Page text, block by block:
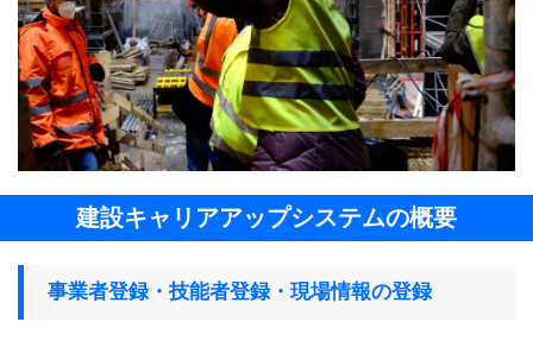
建設キャリアアップシステムの概要
事業者登録・技能者登録・現場情報の登録